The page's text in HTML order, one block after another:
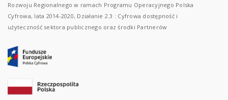
Rozwoju Regionalnego w ramach Programu Operacyjnego Polska
Cyfrowa, lata 2014-2020, Działanie 2.3 : Cyfrowa dostępność i
użyteczność sektora publicznego oraz środki Partnerów